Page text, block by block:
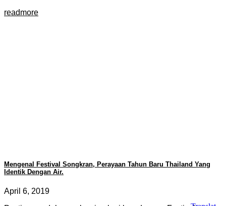
readmore
Mengenal Festival Songkran, Perayaan Tahun Baru Thailand Yang
Identik Dengan Air.
April 6, 2019